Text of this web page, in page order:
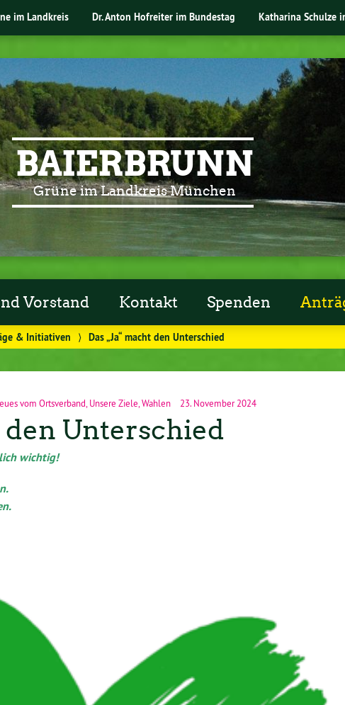
im Landkreis Dr. Anton Hofreiter im Bundestag Katharina Schulze
BAIERBRUNN
Grüne im Landkreis München
Vorstand Kontakt Spenden
& Initiativen ⟩ Das „Ja“ macht den Unterschied
vom Ortsverband Unsere Ziele Wahlen 23. November 2024
den Unterschied
wichtig!